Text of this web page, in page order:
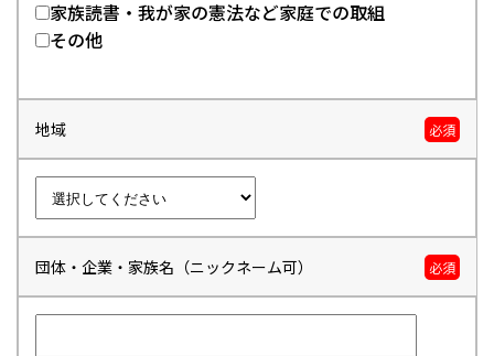
家族読書・我が家の憲法など家庭での取組
その他
地域 必須
団体・企業・家族名（ニックネーム可） 必須